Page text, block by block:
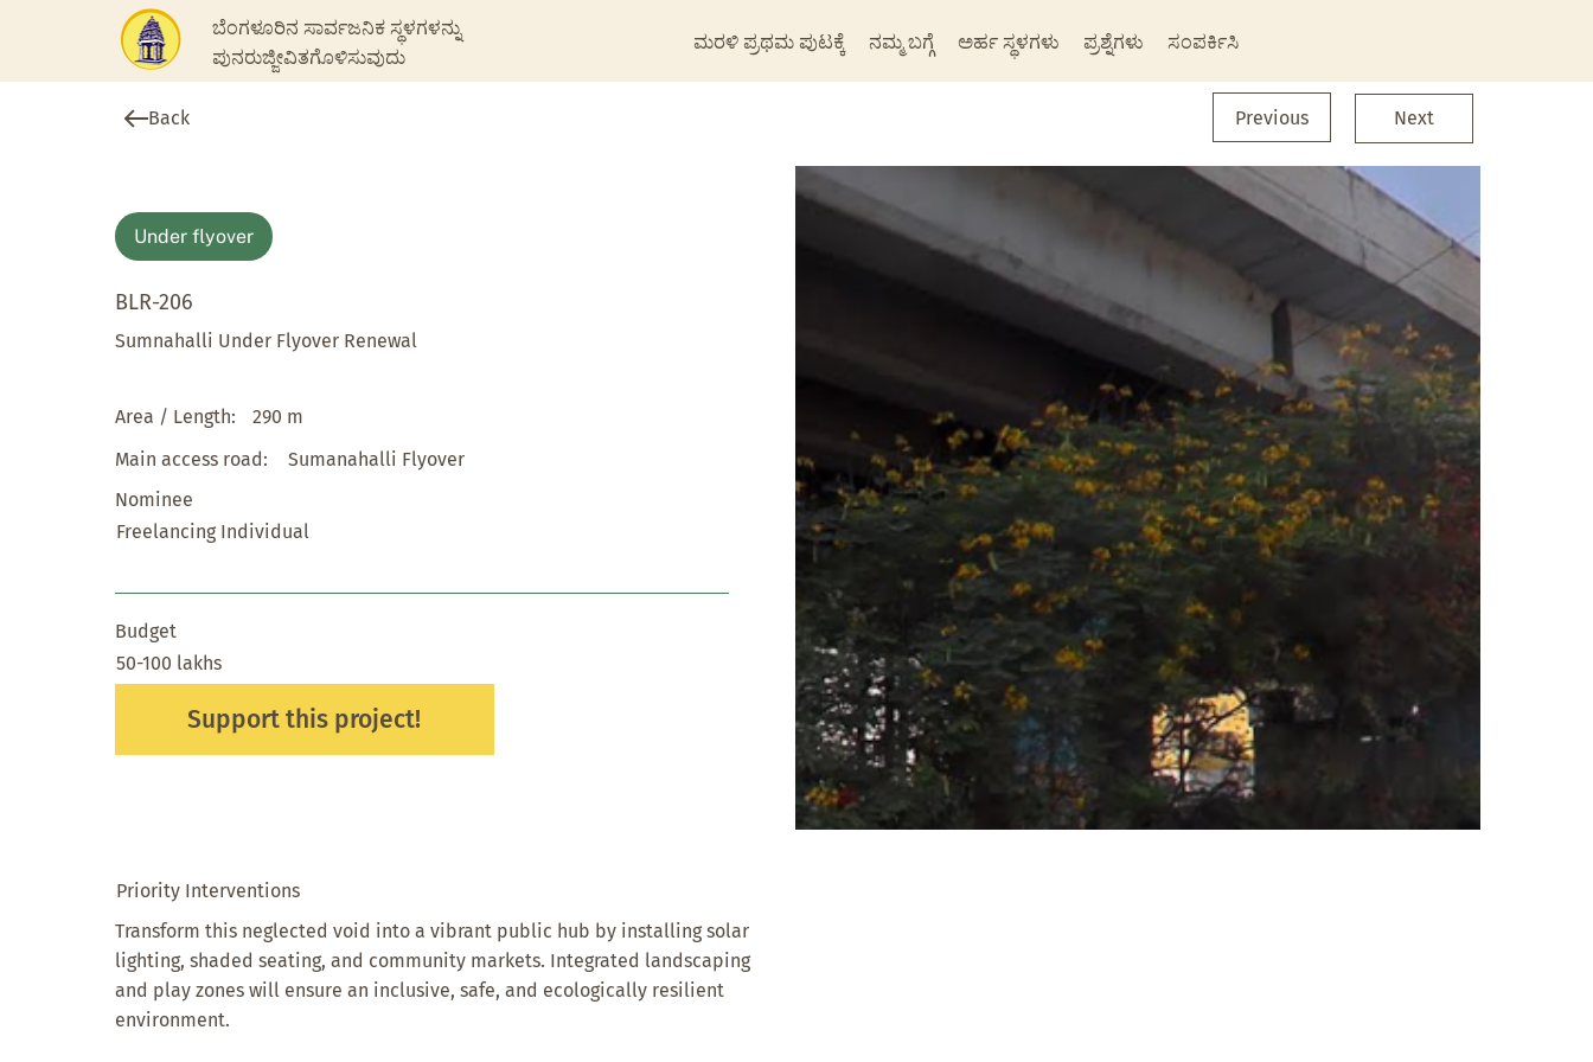
ಬೆಂಗಳೂರಿನ ಸಾರ್ವಜನಿಕ ಸ್ಥಳಗಳನ್ನು
ಪುನರುಜ್ಜೀವಿತಗೊಳಿಸುವುದು
ಮರಳಿ ಪ್ರಥಮ ಪುಟಕ್ಕೆ ನಮ್ಮ ಬಗ್ಗೆ ಅರ್ಹ ಸ್ಥಳಗಳು ಪ್ರಶ್ನೆಗಳು ಸಂಪರ್ಕಿಸಿ
Back Previous Next
Under flyover
BLR-206
Sumnahalli Under Flyover Renewal
Area / Length:
290 m
Main access road:
Sumanahalli Flyover
Nominee
Freelancing Individual
Budget
50-100 lakhs
Support this project!
Priority Interventions
Transform this neglected void into a vibrant public hub by installing solar
lighting, shaded seating, and community markets. Integrated landscaping
and play zones will ensure an inclusive, safe, and ecologically resilient
environment.